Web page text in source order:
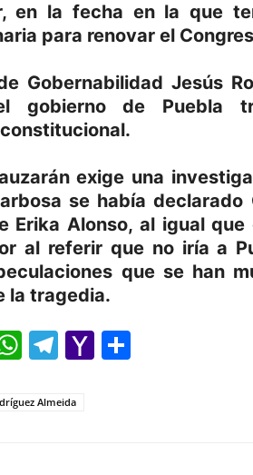
en la fecha en la que
para renovar el
Gobernabilidad Jesús
gobierno de Puebla
exige una
se había declarado
Erika Alonso, al igual
al referir que no iría a
que se han
la tragedia.
WhatsApp
Telegram
Yahoo
Almeida